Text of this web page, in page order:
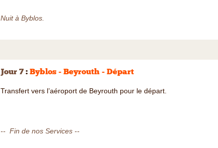
Nuit à Byblos.
Jour 7: Byblos - Beyrouth - Départ
Transfert vers l’aéroport de Beyrouth pour le départ.
-- Fin de nos Services --